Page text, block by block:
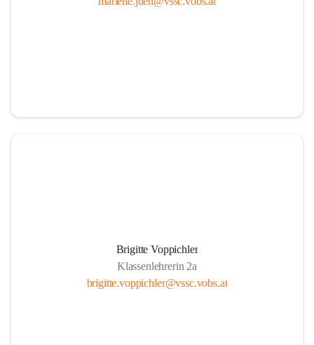
Brigitte Voppichler
Klassenlehrerin 2a
brigitte.voppichler@vssc.vobs.at